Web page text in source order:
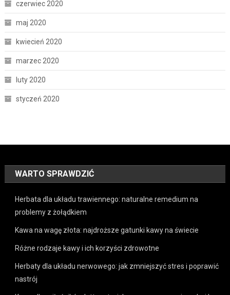
czerwiec 2020
maj 2020
kwiecień 2020
marzec 2020
luty 2020
styczeń 2020
WARTO SPRAWDZIĆ
Herbata dla układu trawiennego: naturalne remedium na
problemy z żołądkiem
Kawa na wagę złota: najdroższe gatunki kawy na świecie
Różne rodzaje kawy i ich korzyści zdrowotne
Herbaty dla układu nerwowego: jak zmniejszyć stres i poprawić
nastrój